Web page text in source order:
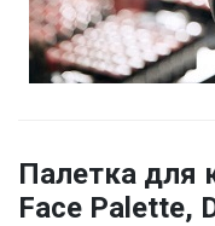
Палетка для
Face Palette,